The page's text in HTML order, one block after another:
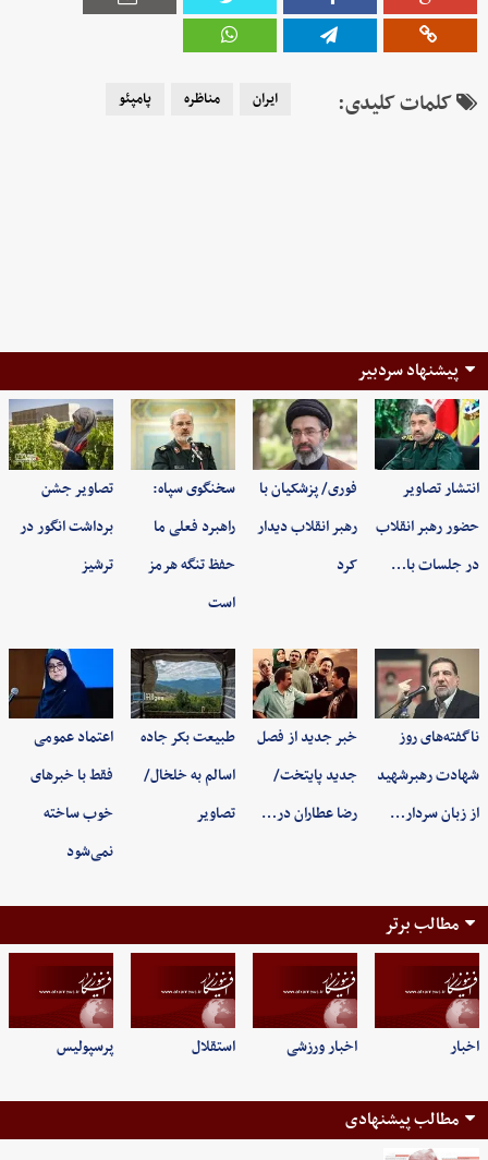
کلمات کلیدی: ایران مناظره پامپئو
پیشنهاد سردبیر
انتشار تصاویر
حضور رهبر انقلاب
در جلسات با…
فوری/ پزشکیان با
رهبر انقلاب دیدار
کرد
سخنگوی سپاه:
راهبرد فعلی ما
حفظ تنگه هرمز
است
تصاویر جشن
برداشت انگور در
ترشیز
ناگفته‌های روز
شهادت رهبرشهید
از زبان سردار…
خبر جدید از فصل
جدید پایتخت/
رضا عطاران در…
طبیعت بکر جاده
اسالم به خلخال/
تصاویر
اعتماد عمومی
فقط با خبرهای
خوب ساخته
نمی‌شود
مطالب برتر
اخبار اخبار ورزشی استقلال پرسپولیس
مطالب پیشنهادی